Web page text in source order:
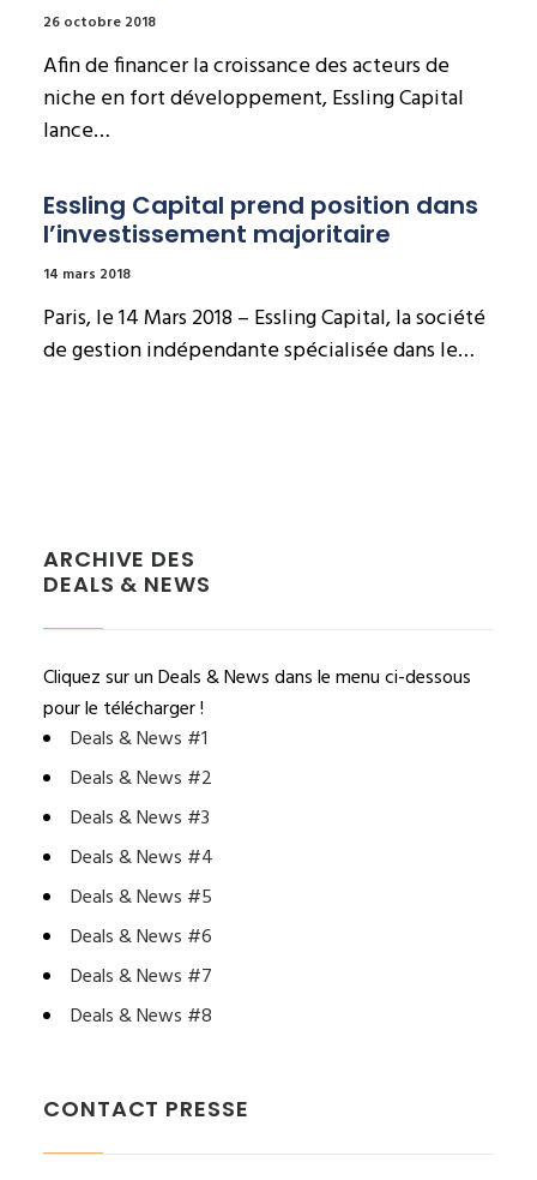
26 octobre 2018
Afin de financer la croissance des acteurs de
niche en fort développement, Essling Capital
lance…
Essling Capital prend position dans
l’investissement majoritaire
14 mars 2018
Paris, le 14 Mars 2018 – Essling Capital, la société
de gestion indépendante spécialisée dans le…
ARCHIVE DES
DEALS & NEWS
Cliquez sur un Deals & News dans le menu ci-dessous
pour le télécharger !
Deals & News #1
Deals & News #2
Deals & News #3
Deals & News #4
Deals & News #5
Deals & News #6
Deals & News #7
Deals & News #8
CONTACT PRESSE